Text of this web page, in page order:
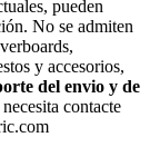
pueden
No se admiten
y accesorios,
del envio y de
contacte